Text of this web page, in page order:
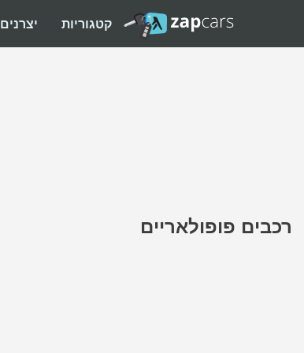
קטגוריות יצרנים
רכבים פופולאריים